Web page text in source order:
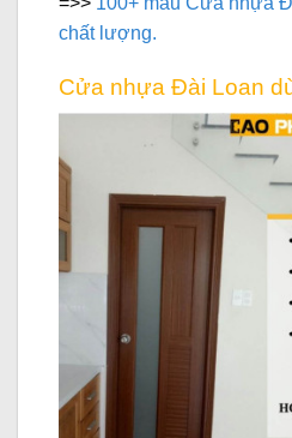
chất lượng.
Cửa nhựa Đài Loan